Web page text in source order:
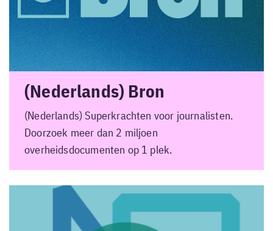
(Nederlands) Bron
(Nederlands) Superkrachten voor journalisten.
Doorzoek meer dan 2 miljoen
overheidsdocumenten op 1 plek.